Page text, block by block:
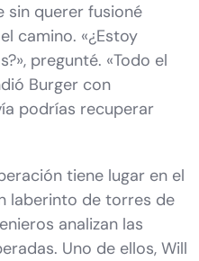
sin querer fusioné
camino. «¿Estoy
pregunté. «Todo el
Burger con
podrías recuperar
tiene lugar en el
laberinto de torres de
analizan las
Uno de ellos, Will